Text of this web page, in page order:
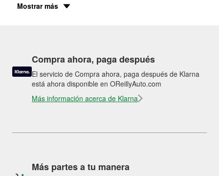
Mostrar más
Compra ahora, paga después
El servicio de Compra ahora, paga después de Klarna
está ahora disponible en OReillyAuto.com
Más información acerca de Klarna
Más partes a tu manera